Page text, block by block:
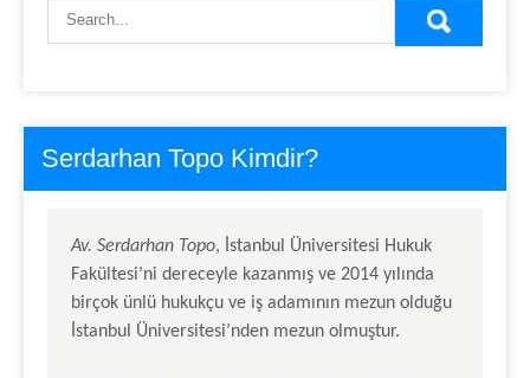
Serdarhan Topo Kimdir?
Av. Serdarhan Topo, İstanbul Üniversitesi Hukuk
Fakültesi’ni dereceyle kazanmış ve 2014 yılında
birçok ünlü hukukçu ve iş adamının mezun olduğu
İstanbul Üniversitesi’nden mezun olmuştur.